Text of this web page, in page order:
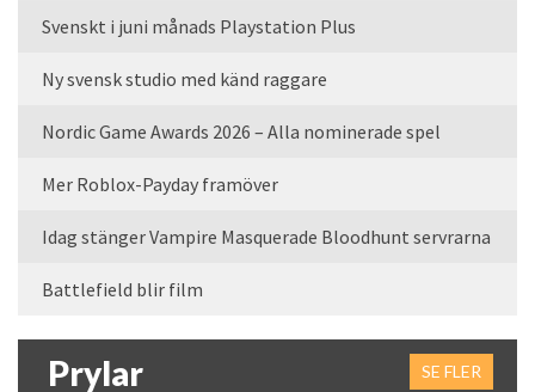
Svenskt i juni månads Playstation Plus
Ny svensk studio med känd raggare
Nordic Game Awards 2026 – Alla nominerade spel
Mer Roblox-Payday framöver
Idag stänger Vampire Masquerade Bloodhunt servrarna
Battlefield blir film
Prylar SE FLER